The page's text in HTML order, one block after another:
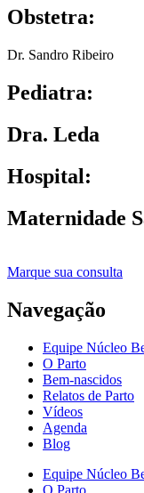
Obstetra:
Dr. Sandro Ribeiro
Pediatra:
Dra. Leda
Hospital:
Maternidade
Marque sua consulta
Navegação
Equipe Núcleo
O Parto
Bem-nascidos
Relatos de Parto
Vídeos
Agenda
Blog
Equipe Núcleo
O Parto